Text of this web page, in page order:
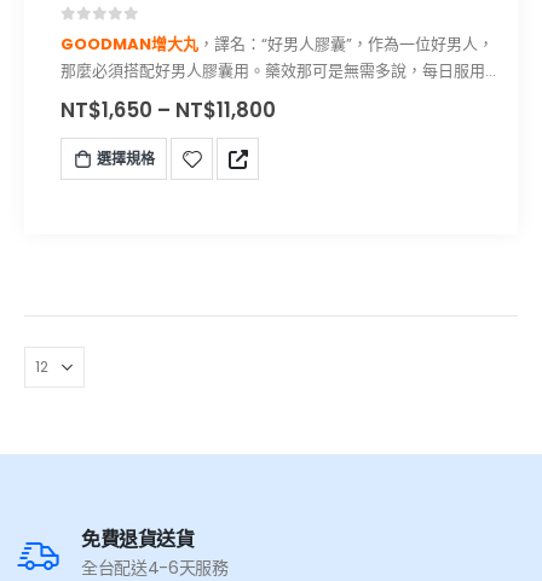
out of 5
GOODMAN增大丸，譯名：“好男人膠囊”，作為一位好男人，
那麼必須搭配好男人膠囊用。藥效那可是無需多說，每日服用
一顆，持續用2罐能達到增大的效果，服用3罐以上藥效更加，
一個療程平均能增長3-6CM，粗度增加大約25%-30%左右。
同時性功能也達到長遠穩定性的改善，美國GOODMAN增大丸
活力素適用於所有18-60歲的所有成年男性使用。
NT$1,650 – NT$11,800
選擇規格
免費退貨送貨
全台配送4-6天服務